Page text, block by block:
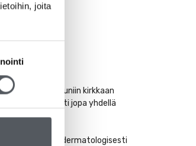
joita
kauniin kirkkaan
miellyttävästi jopa yhdellä
Tuote on dermatologisesti